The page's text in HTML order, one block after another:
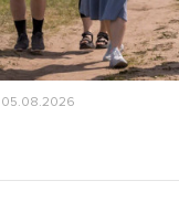
05.08.2026